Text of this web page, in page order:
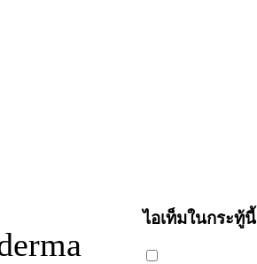
ไอเท็มในกระทู้นี้